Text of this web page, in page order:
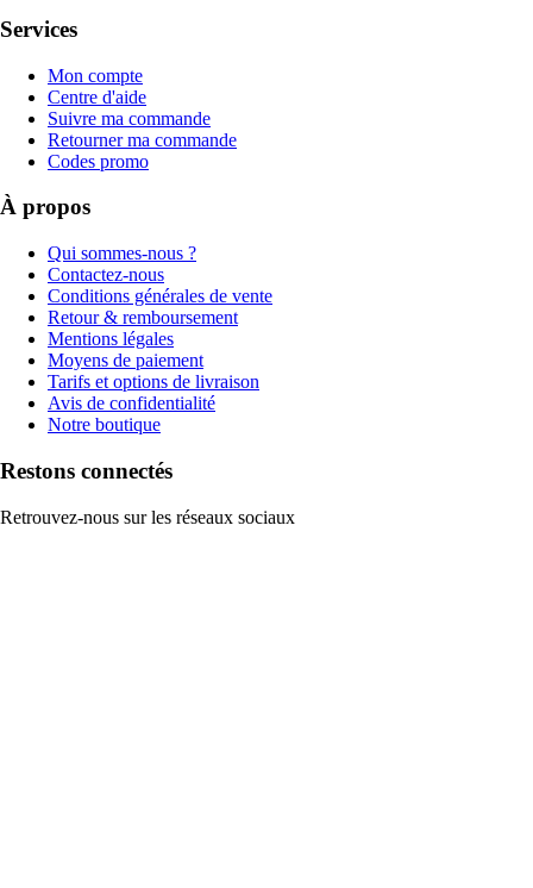
Services
Mon compte
Centre d'aide
Suivre ma commande
Retourner ma commande
Codes promo
À propos
Qui sommes-nous ?
Contactez-nous
Conditions générales de vente
Retour & remboursement
Mentions légales
Moyens de paiement
Tarifs et options de livraison
Avis de confidentialité
Notre boutique
Restons connectés
Retrouvez-nous sur les réseaux sociaux